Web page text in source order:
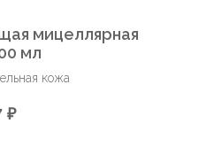
мицеллярная
мл
кожа
₽